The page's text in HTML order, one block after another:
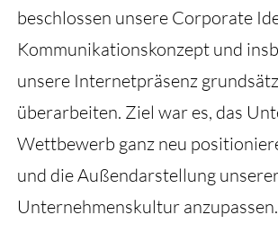
beschlossen unsere Corporate
Kommunikationskonzept und
unsere Internetpräsenz
überarbeiten. Ziel war es, das
Wettbewerb ganz neu
und die Außendarstellung
Unternehmenskultur anzupassen.